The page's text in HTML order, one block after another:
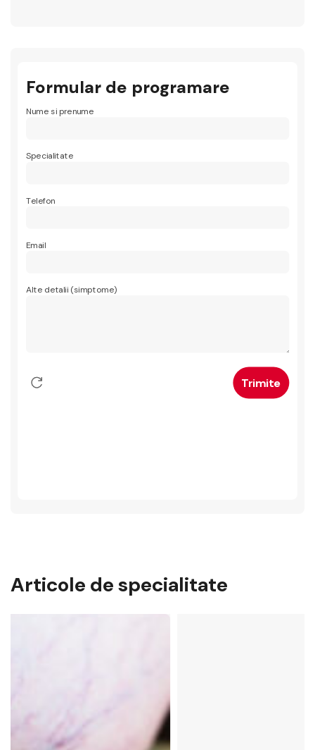
Formular de programare
Nume si prenume
Specialitate
Telefon
Email
Alte detalii (simptome)
Articole de specialitate